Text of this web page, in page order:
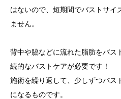
はないので、短期間でバストサイ
ません。
背中や脇などに流れた脂肪をバス
続的なバストケアが必要です！
施術を繰り返して、少しずつバス
になるものです。